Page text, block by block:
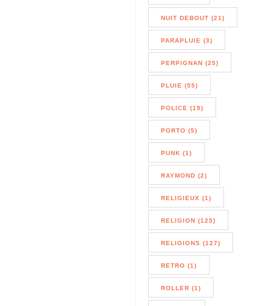
NUIT DEBOUT (21)
PARAPLUIE (3)
PERPIGNAN (25)
PLUIE (55)
POLICE (19)
PORTO (5)
PUNK (1)
RAYMOND (2)
RELIGIEUX (1)
RELIGION (125)
RELIGIONS (127)
RETRO (1)
ROLLER (1)